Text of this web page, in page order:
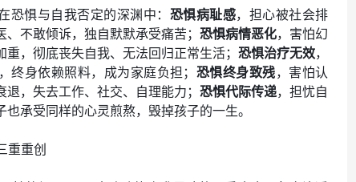
恐惧与自我否定的深渊中： 恐惧病耻感，担心被社会排
不敢倾诉，独自默默承受痛苦； 恐惧病情恶化，害怕幻
，彻底丧失自我、无法回归正常生活； 恐惧治疗无效，
终身依赖照料，成为家庭负担； 恐惧终身致残，害怕认
，失去工作、社交、自理能力； 恐惧代际传递，担忧自
承受同样的心灵煎熬，毁掉孩子的一生。
重重创